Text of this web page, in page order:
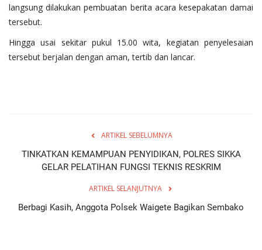
langsung dilakukan pembuatan berita acara kesepakatan damai
tersebut.
Hingga usai sekitar pukul 15.00 wita, kegiatan penyelesaian
tersebut berjalan dengan aman, tertib dan lancar.
ARTIKEL SEBELUMNYA
TINKATKAN KEMAMPUAN PENYIDIKAN, POLRES SIKKA
GELAR PELATIHAN FUNGSI TEKNIS RESKRIM
ARTIKEL SELANJUTNYA
Berbagi Kasih, Anggota Polsek Waigete Bagikan Sembako